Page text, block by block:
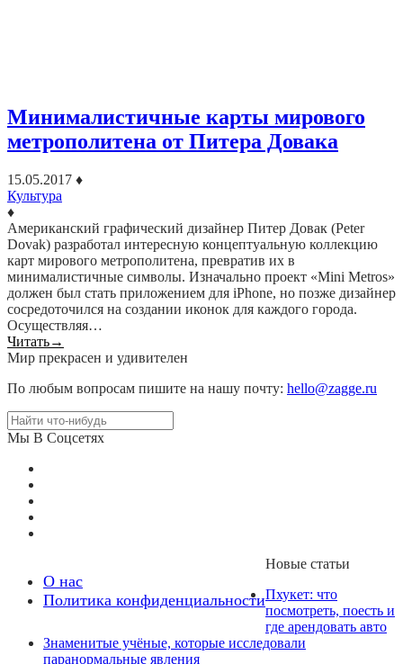
Минималистичные карты мирового
метрополитена от Питера Довака
15.05.2017 ♦
Культура
♦
Американский графический дизайнер Питер Довак (Peter
Dovak) разработал интересную концептуальную коллекцию
карт мирового метрополитена, превратив их в
минималистичные символы. Изначально проект «Mini Metros»
должен был стать приложением для iPhone, но позже дизайнер
сосредоточился на создании иконок для каждого города.
Осуществляя…
Читать→
Мир прекрасен и удивителен
По любым вопросам пишите на нашу почту: hello@zagge.ru
Мы В Соцсетях
О нас
Политика конфиденциальности
Новые статьи
Пхукет: что
посмотреть, поесть и
где арендовать авто
Знаменитые учёные, которые исследовали
паранормальные явления